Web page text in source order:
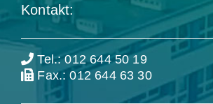
Kontakt:
Tel.: 012 644 50 19
Fax.: 012 644 63 30